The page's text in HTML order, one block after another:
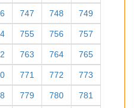
747 748 749
755 756 757
763 764 765
771 772 773
779 780 781